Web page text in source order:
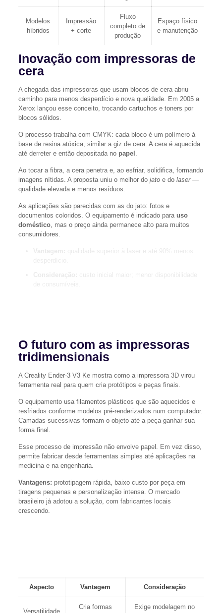
Modelos
híbridos
Impressão
+ corte
Fluxo
completo de
produção
Espaço físico
e manutenção
Inovação com impressoras de
cera
A chegada das impressoras que usam blocos de cera abriu
caminho para menos desperdício e nova qualidade. Em 2005 a
Xerox lançou esse conceito, trocando cartuchos e toners por
blocos sólidos.
O processo trabalha com CMYK: cada bloco é um polímero à
base de resina atóxica, similar a giz de cera. A cera é aquecida
até derreter e então depositada no papel .
Ao tocar a fibra, a cera penetra e, ao esfriar, solidifica, formando
imagens nítidas. A proposta uniu o melhor do jatoe do laser—
qualidade elevada e menos resíduos.
As aplicações são parecidas com as do jato: fotos e
documentos coloridos. O equipamento é indicado para uso
doméstico, mas o preço ainda permanece alto para muitos
consumidores.
O futuro com as impressoras
tridimensionais
A Creality Ender-3 V3 Ke mostra como a impressora 3D virou
ferramenta real para quem cria protótipos e peças finais.
O equipamento usa filamentos plásticos que são aquecidos e
resfriados conforme modelos pré-renderizados num computador.
Camadas sucessivas formam o objeto até a peça ganhar sua
forma final.
Esse processo de impressão não envolve papel. Em vez disso,
permite fabricar desde ferramentas simples até aplicações na
medicina e na engenharia.
Vantagens: prototipagem rápida, baixo custo por peça em
tiragens pequenas e personalização intensa. O mercado
brasileiro já adotou a solução, com fabricantes locais
crescendo.
Aspecto Vantagem Consideração
Versatilidade
Cria formas
Exige modelagem no